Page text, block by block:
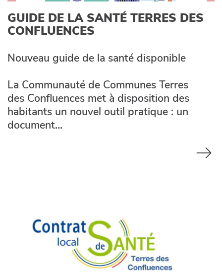
GUIDE DE LA SANTÉ TERRES DES
CONFLUENCES
Nouveau guide de la santé disponible
La Communauté de Communes Terres
des Confluences met à disposition des
habitants un nouvel outil pratique : un
document…